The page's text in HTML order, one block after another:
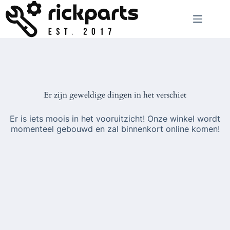
naar
de
inhoud
Er zijn geweldige dingen in het verschiet
Er is iets moois in het vooruitzicht! Onze winkel wordt
momenteel gebouwd en zal binnenkort online komen!